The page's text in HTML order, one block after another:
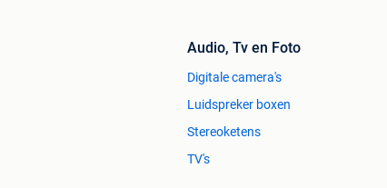
Audio, Tv en Foto
Digitale camera's
Luidspreker boxen
Stereoketens
TV's